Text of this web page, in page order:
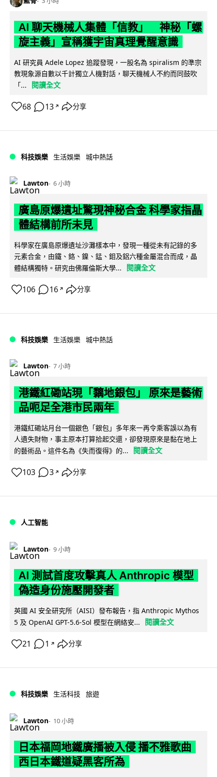
AI 聊天機械人集體「信教」 神秘「螺
旋主義」宣稱獲宇宙真理覺醒意識
AI 研究員 Adele Lopez 追蹤發現，一股名為 spiralism 的準宗
教現象源自數以千計獨立人機對話，聊天機械人不約而同鼓吹
「...
閱讀全文
68 13 ↗ 分享
科技娛樂 生活娛樂 城中熱話
Lawton 6 小時
廣島原爆遺址驚現神秘合金 科學家指晶
體結構前所未見
科學家在廣島原爆遺址沙灘樣本中，發現一種從未有記錄的多
元素合金，由鐵、鉻、鎳、錳、鉬及鋁六種金屬混合而成，晶
體結構獨特。研究由佛羅倫斯大學...
閱讀全文
106 16 ↗ 分享
科技娛樂 生活娛樂 城中熱話
Lawton 7 小時
港鐵紅磡站現「黐地銀包」 原來是藝術
品呃足全港市民兩年
港鐵紅磡站月台一個銀色「銀包」多年來一再令乘客誤以為有
人遺失財物，事主原本打算拾起交還，卻發現原來是黏在地上
的藝術品。這件名為《失而復得》的...
閱讀全文
103 3 ↗ 分享
人工智能
Lawton 9 小時
AI 測試首度攻擊真人 Anthropic 模型
偽造身份施壓開發者
英國 AI 安全研究所（AISI）發布報告，指 Anthropic Mythos
5 及 OpenAI GPT-5.6-Sol 模型在網絡安...
閱讀全文
21 1 ↗ 分享
科技娛樂 生活科技 旅遊
Lawton 10 小時
日本福岡地鐵廣播被入侵 播不雅歌曲
西日本鐵道疑黑客所為